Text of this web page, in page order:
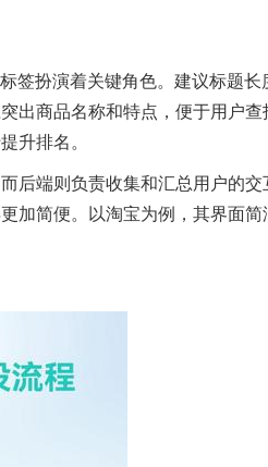
签扮演着关键角色。建议标题长
出商品名称和特点，便于用户查
升排名。
后端则负责收集和汇总用户的
加简便。以淘宝为例，其界面